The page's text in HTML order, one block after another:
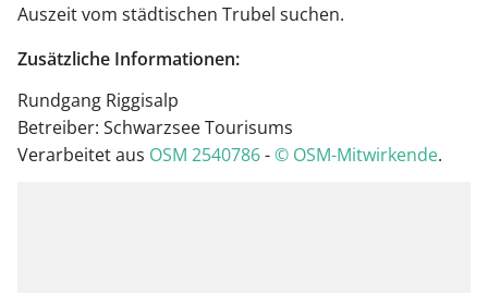
Auszeit vom städtischen Trubel suchen.
Zusätzliche Informationen:
Rundgang Riggisalp
Betreiber: Schwarzsee Tourisums
Verarbeitet aus OSM 2540786-© OSM-Mitwirkende.